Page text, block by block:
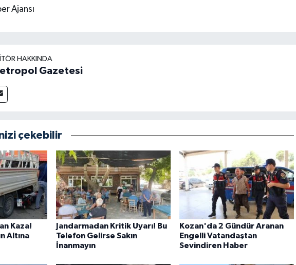
Ajansı
HAKKINDA
Gazetesi
çekebilir
Kaza!
Altına
Jandarmadan Kritik Uyarı! Bu
Telefon Gelirse Sakın
İnanmayın
Kozan'da 2 Gündür Aranan
Engelli Vatandaştan
Sevindiren Haber